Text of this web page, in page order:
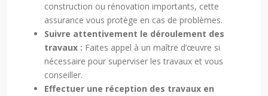
construction ou rénovation importants, cette
assurance vous protège en cas de problèmes.
Suivre attentivement le déroulement des
travaux : Faites appel à un maître d’œuvre si
nécessaire pour superviser les travaux et vous
conseiller.
Effectuer une réception des travaux en